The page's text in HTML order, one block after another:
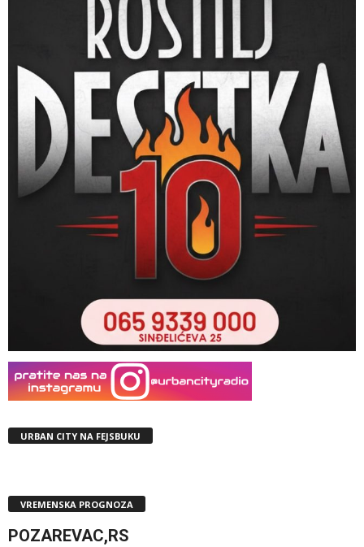
URBAN CITY NA FEJSBUKU
VREMENSKA PROGNOZA
POZAREVAC,RS